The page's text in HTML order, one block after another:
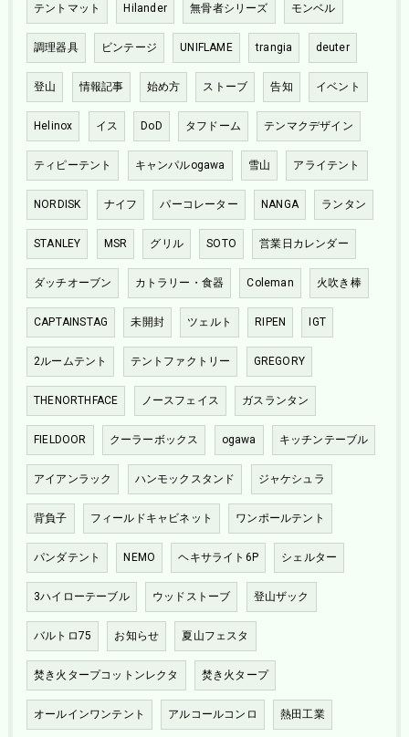
テントマット Hilander 無骨者シリーズ モンベル
調理器具 ビンテージ UNIFLAME trangia deuter
登山 情報記事 始め方 ストーブ 告知 イベント
Helinox イス DoD タフドーム テンマクデザイン
ティピーテント キャンパルogawa 雪山 アライテント
NORDISK ナイフ パーコレーター NANGA ランタン
STANLEY MSR グリル SOTO 営業日カレンダー
ダッチオーブン カトラリー・食器 Coleman 火吹き棒
CAPTAINSTAG 未開封 ツェルト RIPEN IGT
2ルームテント テントファクトリー GREGORY
THENORTHFACE ノースフェイス ガスランタン
FIELDOOR クーラーボックス ogawa キッチンテーブル
アイアンラック ハンモックスタンド ジャケシュラ
背負子 フィールドキャビネット ワンポールテント
パンダテント NEMO ヘキサライト6P シェルター
3ハイローテーブル ウッドストーブ 登山ザック
バルトロ75 お知らせ 夏山フェスタ
焚き火タープコットンレクタ 焚き火タープ
オールインワンテント アルコールコンロ 熱田工業